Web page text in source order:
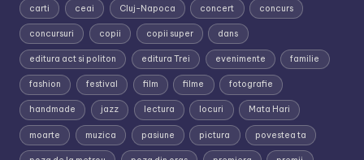
carti ceai Cluj-Napoca concert concurs
concursuri copii copii super dans
editura act si politon editura Trei evenimente familie
fashion festival film filme fotografie
handmade jazz lectura locuri Mata Hari
moarte muzica pasiune pictura povestea ta